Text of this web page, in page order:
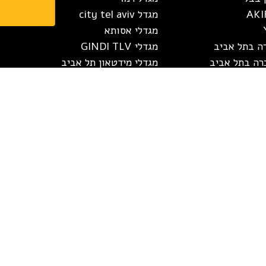
בתל אביב
בתל אביב
מגדל white city tel aviv
מגדלי אסותא
מגדלי GINDI TLV
מגדלי מידטאון תל אביב